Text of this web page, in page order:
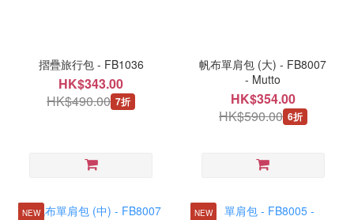
摺疊旅行包 - FB1036
HK$343.00
HK$490.00 7折
帆布單肩包 (大) - FB8007
- Mutto
HK$354.00
HK$590.00 6折
NEW NEW